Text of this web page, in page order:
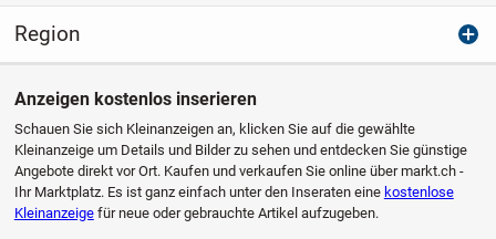
Region
Anzeigen kostenlos inserieren
Schauen Sie sich Kleinanzeigen an, klicken Sie auf die gewählte
Kleinanzeige um Details und Bilder zu sehen und entdecken Sie günstige
Angebote direkt vor Ort. Kaufen und verkaufen Sie online über markt.ch -
Ihr Marktplatz. Es ist ganz einfach unter den Inseraten eine kostenlose
Kleinanzeigefür neue oder gebrauchte Artikel aufzugeben.